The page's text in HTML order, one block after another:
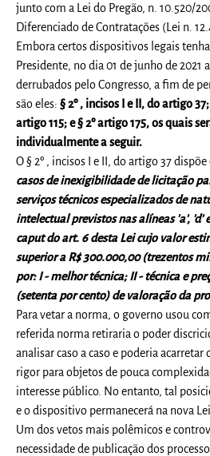
junto com a Lei do Pregão, n. 10.520/
Diferenciado de Contratações (Lei n.
Embora certos dispositivos legais
Presidente, no dia 01 de junho de 2021
derrubados pelo Congresso, a fim de
são eles:§ 2º , incisos I e II, do artigo
artigo 115; e § 2º artigo 175, os quais
individualmente a seguir.
O § 2º , incisos I e II, do artigo 37
casos de inexigibilidade de licitação
serviços técnicos especializados de
intelectual previstos nas alíneas 'a', 'd'
caput do art. 6 desta Lei cujo valor
superior a R$ 300.000,00 (trezentos
por: I - melhor técnica; II - técnica e
(setenta por cento) de valoração da
Para vetar a norma, o governo usou
referida norma retiraria o poder
analisar caso a caso e poderia
rigor para objetos de pouca
interesse público. No entanto, tal
e o dispositivo permanecerá na nova Lei.
Um dos vetos mais polêmicos e
necessidade de publicação dos